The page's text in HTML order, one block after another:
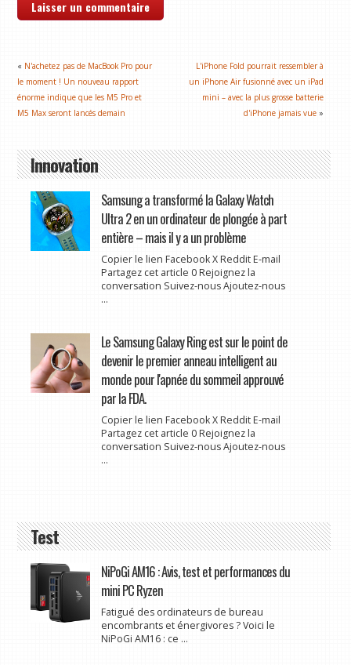
« N'achetez pas de MacBook Pro pour
le moment ! Un nouveau rapport
énorme indique que les M5 Pro et
M5 Max seront lancés demain
L'iPhone Fold pourrait ressembler à
un iPhone Air fusionné avec un iPad
mini – avec la plus grosse batterie
d'iPhone jamais vue »
Innovation
Samsung a transformé la Galaxy Watch
Ultra 2 en un ordinateur de plongée à part
entière – mais il y a un problème
Copier le lien Facebook X Reddit E-mail
Partagez cet article 0 Rejoignez la
conversation Suivez-nous Ajoutez-nous
...
Le Samsung Galaxy Ring est sur le point de
devenir le premier anneau intelligent au
monde pour l'apnée du sommeil approuvé
par la FDA.
Copier le lien Facebook X Reddit E-mail
Partagez cet article 0 Rejoignez la
conversation Suivez-nous Ajoutez-nous
...
Test
NiPoGi AM16 : Avis, test et performances du
mini PC Ryzen
Fatigué des ordinateurs de bureau
encombrants et énergivores ? Voici le
NiPoGi AM16 : ce ...